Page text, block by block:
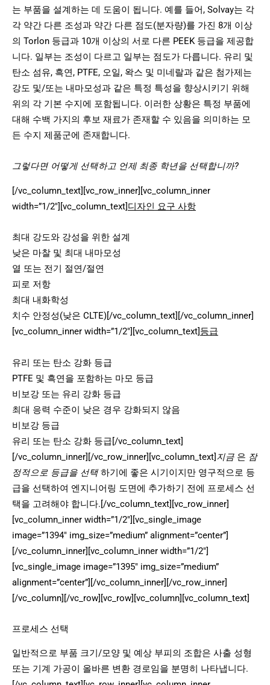
는 부품을 설계하는 데 도움이 됩니다. 예를 들어, Solvay는 각
각 약간 다른 조성과 약간 다른 점도(분자량)를 가진 8개 이상
의 Torlon 등급과 10개 이상의 서로 다른 PEEK 등급을 제공합
니다. 일부는 조성이 다르고 일부는 점도가 다릅니다. 유리 및
탄소 섬유, 흑연, PTFE, 오일, 왁스 및 미네랄과 같은 첨가제는
강도 및/또는 내마모성과 같은 특정 특성을 향상시키기 위해
위의 각 기본 수지에 포함됩니다. 이러한 상황은 특정 부품에
대해 수백 가지의 후보 재료가 존재할 수 있음을 의미하는 모
든 수지 제품군에 존재합니다.
그렇다면 어떻게 선택하고 언제 최종 학년을 선택합니까?
[/vc_column_text][vc_row_inner][vc_column_inner
width=”1/2″][vc_column_text]디자인 요구 사항
최대 강도와 강성을 위한 설계
낮은 마찰 및 최대 내마모성
열 또는 전기 절연/절연
피로 저항
최대 내화학성
치수 안정성(낮은 CLTE)[/vc_column_text][/vc_column_inner]
[vc_column_inner width=”1/2″][vc_column_text]등급
유리 또는 탄소 강화 등급
PTFE 및 흑연을 포함하는 마모 등급
비보강 또는 유리 강화 등급
최대 응력 수준이 낮은 경우 강화되지 않음
비보강 등급
유리 또는 탄소 강화 등급[/vc_column_text]
[/vc_column_inner][/vc_row_inner][vc_column_text]지금 은 잠
정적으로 등급을 선택 하기에 좋은 시기이지만 영구적으로 등
급을 선택하여 엔지니어링 도면에 추가하기 전에 프로세스 선
택을 고려해야 합니다.[/vc_column_text][vc_row_inner]
[vc_column_inner width=”1/2″][vc_single_image
image=”1394″ img_size=”medium” alignment=”center”]
[/vc_column_inner][vc_column_inner width=”1/2″]
[vc_single_image image=”1395″ img_size=”medium”
alignment=”center”][/vc_column_inner][/vc_row_inner]
[/vc_column][/vc_row][vc_row][vc_column][vc_column_text]
프로세스 선택
일반적으로 부품 크기/모양 및 예상 부피의 조합은 사출 성형
또는 기계 가공이 올바른 변환 경로임을 분명히 나타냅니다.